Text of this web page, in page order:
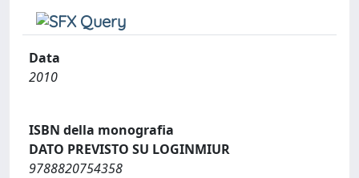
Data
2010
ISBN della monografia
DATO PREVISTO SU LOGINMIUR
9788820754358